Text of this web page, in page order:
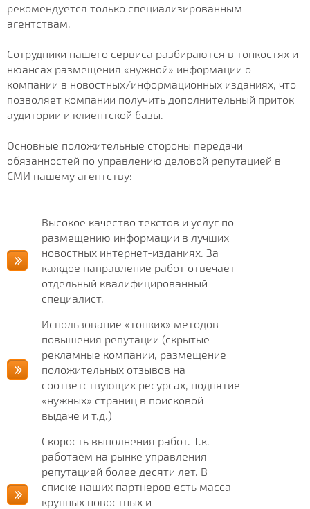
рекомендуется только специализированным
агентствам.
Сотрудники нашего сервиса разбираются в тонкостях и
нюансах размещения «нужной» информации о
компании в новостных/информационных изданиях, что
позволяет компании получить дополнительный приток
аудитории и клиентской базы.
Основные положительные стороны передачи
обязанностей по управлению деловой репутацией в
СМИ нашему агентству:
Высокое качество текстов и услуг по
размещению информации в лучших
новостных интернет-изданиях. За
каждое направление работ отвечает
отдельный квалифицированный
специалист.
Использование «тонких» методов
повышения репутации (скрытые
рекламные компании, размещение
положительных отзывов на
соответствующих ресурсах, поднятие
«нужных» страниц в поисковой
выдаче и т.д.)
Скорость выполнения работ. Т.к.
работаем на рынке управления
репутацией более десяти лет. В
списке наших партнеров есть масса
крупных новостных и